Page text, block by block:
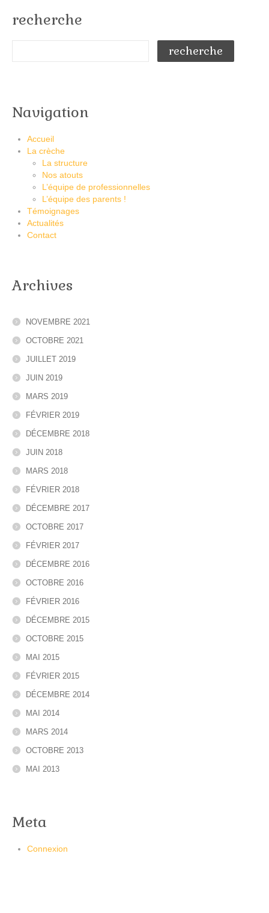
recherche
Navigation
Accueil
La crèche
La structure
Nos atouts
L’équipe de professionnelles
L’équipe des parents !
Témoignages
Actualités
Contact
Archives
NOVEMBRE 2021
OCTOBRE 2021
JUILLET 2019
JUIN 2019
MARS 2019
FÉVRIER 2019
DÉCEMBRE 2018
JUIN 2018
MARS 2018
FÉVRIER 2018
DÉCEMBRE 2017
OCTOBRE 2017
FÉVRIER 2017
DÉCEMBRE 2016
OCTOBRE 2016
FÉVRIER 2016
DÉCEMBRE 2015
OCTOBRE 2015
MAI 2015
FÉVRIER 2015
DÉCEMBRE 2014
MAI 2014
MARS 2014
OCTOBRE 2013
MAI 2013
Meta
Connexion